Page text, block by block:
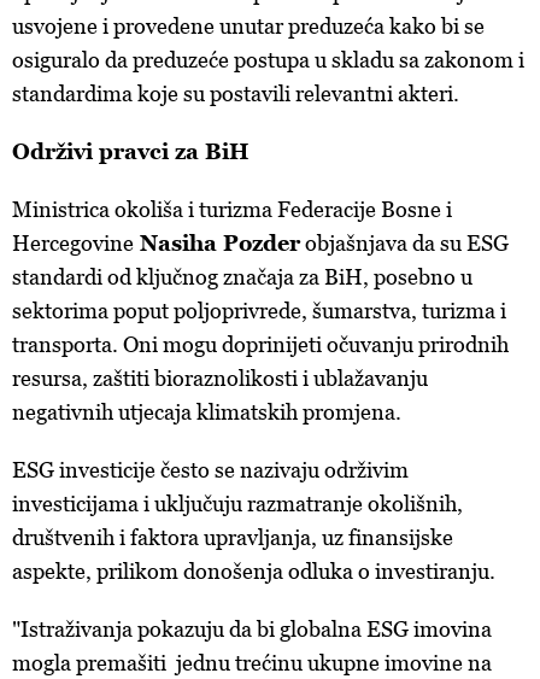
usvojene i provedene unutar preduzeća kako bi se
osiguralo da preduzeće postupa u skladu sa zakonom i
standardima koje su postavili relevantni akteri.
Održivi pravci za BiH
Ministrica okoliša i turizma Federacije Bosne i
Hercegovine Nasiha Pozderobjašnjava da su ESG
standardi od ključnog značaja za BiH, posebno u
sektorima poput poljoprivrede, šumarstva, turizma i
transporta. Oni mogu doprinijeti očuvanju prirodnih
resursa, zaštiti bioraznolikosti i ublažavanju
negativnih utjecaja klimatskih promjena.
ESG investicije često se nazivaju održivim
investicijama i uključuju razmatranje okolišnih,
društvenih i faktora upravljanja, uz finansijske
aspekte, prilikom donošenja odluka o investiranju.
"Istraživanja pokazuju da bi globalna ESG imovina
mogla premašiti jednu trećinu ukupne imovine na